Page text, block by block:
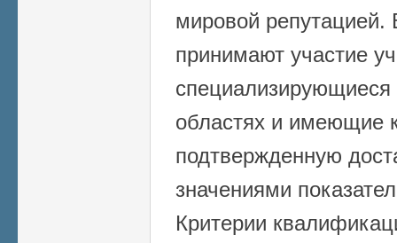
мировой репутацией.
принимают участие
специализирующиеся
областях и имеющие
подтвержденную
значениями
Критерии